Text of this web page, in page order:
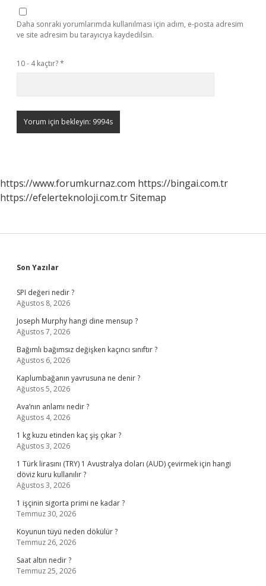
Daha sonraki yorumlarımda kullanılması için adım, e-posta adresim
ve site adresim bu tarayıcıya kaydedilsin.
10 - 4 kaçtır?*
https://www.forumkurnaz.com https://bingai.com.tr
https://efelerteknoloji.com.trSitemap
Sidebar
Son Yazılar
SPI değeri nedir ?
Ağustos 8, 2026
Joseph Murphy hangi dine mensup ?
Ağustos 7, 2026
Bağımlı bağımsız değişken kaçıncı sınıftır ?
Ağustos 6, 2026
Kaplumbağanın yavrusuna ne denir ?
Ağustos 5, 2026
Ava’nın anlamı nedir ?
Ağustos 4, 2026
1 kg kuzu etinden kaç şiş çıkar ?
Ağustos 3, 2026
1 Türk lirasını (TRY) 1 Avustralya doları (AUD) çevirmek için hangi
döviz kuru kullanılır ?
Ağustos 3, 2026
1 işçinin sigorta primi ne kadar ?
Temmuz 30, 2026
Koyunun tüyü neden dökülür ?
Temmuz 26, 2026
Saat altın nedir ?
Temmuz 25, 2026